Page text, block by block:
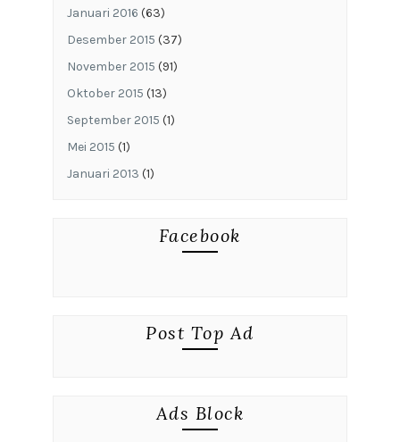
Januari 2016 (63)
Desember 2015 (37)
November 2015 (91)
Oktober 2015 (13)
September 2015 (1)
Mei 2015 (1)
Januari 2013 (1)
Facebook
Post Top Ad
Ads Block